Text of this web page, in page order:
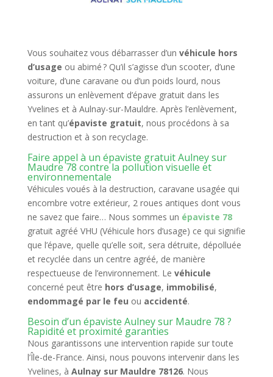
Vous souhaitez vous débarrasser d’un véhicule hors
d’usage ou abimé ? Qu’il s’agisse d’un scooter, d’une
voiture, d’une caravane ou d’un poids lourd, nous
assurons un enlèvement d’épave gratuit dans les
Yvelines et à Aulnay-sur-Mauldre. Après l’enlèvement,
en tant qu’épaviste gratuit, nous procédons à sa
destruction et à son recyclage.
Faire appel à un épaviste gratuit Aulney sur
Maudre 78 contre la pollution visuelle et
environnementale
Véhicules voués à la destruction, caravane usagée qui
encombre votre extérieur, 2 roues antiques dont vous
ne savez que faire… Nous sommes un épaviste 78
gratuit agréé VHU (Véhicule hors d’usage) ce qui signifie
que l’épave, quelle qu’elle soit, sera détruite, dépolluée
et recyclée dans un centre agréé, de manière
respectueuse de l’environnement. Le véhicule
concerné peut être hors d’usage, immobilisé,
endommagé par le feu ou accidenté.
Besoin d’un épaviste Aulney sur Maudre 78 ?
Rapidité et proximité garanties
Nous garantissons une intervention rapide sur toute
l’Île-de-France. Ainsi, nous pouvons intervenir dans les
Yvelines, à Aulnay sur Mauldre 78126. Nous